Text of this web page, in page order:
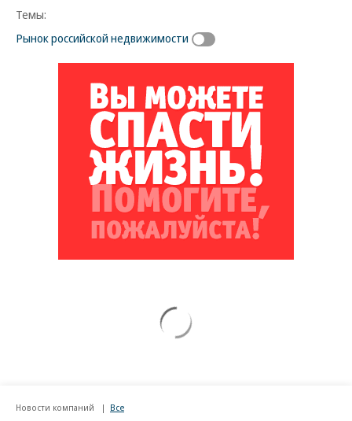
Темы:
Рынок российской недвижимости
Новости компаний Все